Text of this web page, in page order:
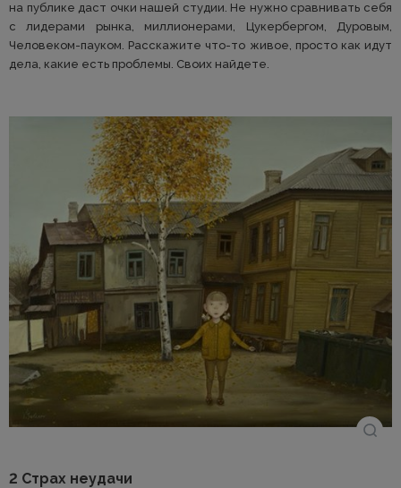
на публике даст очки нашей студии. Не нужно сравнивать себя
с лидерами рынка, миллионерами, Цукербергом, Дуровым,
Человеком-пауком. Расскажите что-то живое, просто как идут
дела, какие есть проблемы. Своих найдете.
2 Страх неудачи